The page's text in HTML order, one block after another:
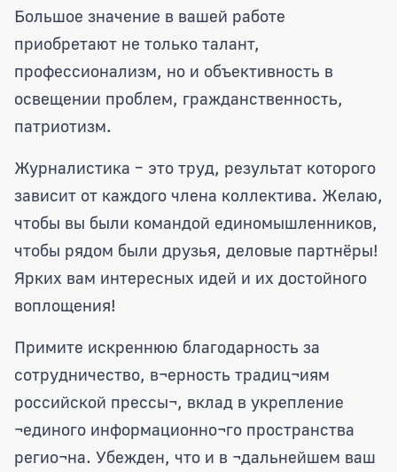
Большое значение в вашей работе
приобретают не только талант,
профессионализм, но и объективность в
освещении проблем, гражданственность,
патриотизм.
Журналистика – это труд, результат которого
зависит от каждого члена коллектива. Желаю,
чтобы вы были командой единомышленников,
чтобы рядом были друзья, деловые партнёры!
Ярких вам интересных идей и их достойного
воплощения!
Примите искреннюю благодарность за
сотрудничество, в¬ерность традиц¬иям
российской прессы¬, вклад в укрепление
¬единого информационно¬го пространства
регио¬на. Убежден, что и в ¬дальнейшем ваш